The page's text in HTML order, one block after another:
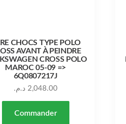
CHOCS TYPE POLO
AVANT À PEINDRE
CROSS POLO
MAROC 05-09 =>
6Q0807217J
2,048.00 د.م.
Commander